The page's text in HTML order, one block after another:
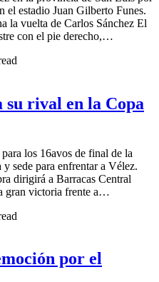
el estadio Juan Gilberto Funes.
la vuelta de Carlos Sánchez El
con el pie derecho,…
su rival en la Copa
los 16avos de final de la
sede para enfrentar a Vélez.
dirigirá a Barracas Central
gran victoria frente a…
por el